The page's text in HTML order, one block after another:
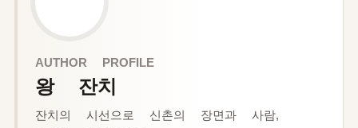
AUTHOR PROFILE
왕 잔치
잔치의 시선으로 신촌의 장면과 사람,